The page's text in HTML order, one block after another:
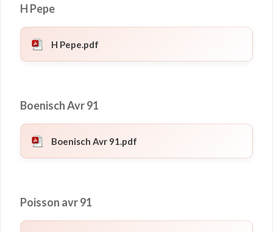
H Pepe
H Pepe.pdf
Boenisch Avr 91
Boenisch Avr 91.pdf
Poisson avr 91